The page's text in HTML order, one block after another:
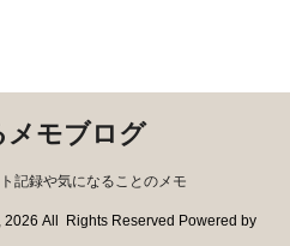
メモブログ
記録や気になることのメモ
All Rights Reserved Powered by